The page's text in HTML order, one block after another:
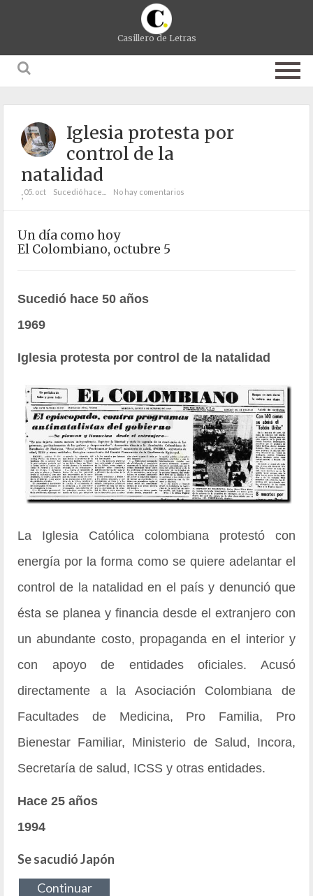
Casillero de Letras
Iglesia protesta por
control de la
natalidad
;05. oct Sucedió hace... No hay comentarios
Un día como hoy
El Colombiano, octubre 5
Sucedió hace 50 años
1969
Iglesia protesta por control de la natalidad
La Iglesia Católica colombiana protestó con
energía por la forma como se quiere adelantar el
control de la natalidad en el país y denunció que
ésta se planea y financia desde el extranjero con
un abundante costo, propaganda en el interior y
con apoyo de entidades oficiales. Acusó
directamente a la Asociación Colombiana de
Facultades de Medicina, Pro Familia, Pro
Bienestar Familiar, Ministerio de Salud, Incora,
Secretaría de salud, ICSS y otras entidades.
Hace 25 años
1994
Se sacudió Japón
Continuar